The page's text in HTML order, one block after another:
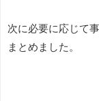
次に必要に応じて
まとめました。